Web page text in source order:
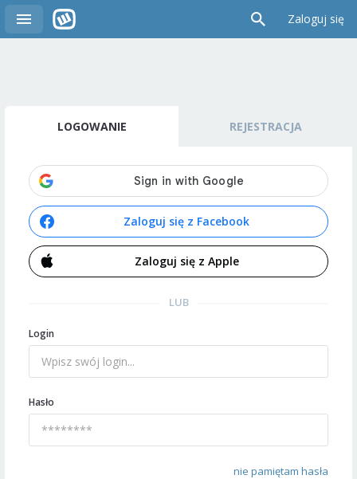
Zaloguj się
LOGOWANIE REJESTRACJA
Zaloguj się z Facebook
Zaloguj się z Apple
LUB
Login
Hasło
nie pamiętam hasła